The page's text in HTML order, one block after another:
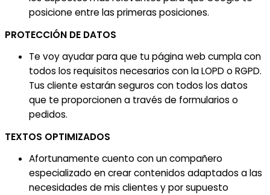
posicione entre las primeras posiciones.
PROTECCIÓN DE DATOS
Te voy ayudar para que tu página web cumpla con
todos los requisitos necesarios con la LOPD o RGPD.
Tus cliente estarán seguros con todos los datos
que te proporcionen a través de formularios o
pedidos.
TEXTOS OPTIMIZADOS
Afortunamente cuento con un compañero
especializado en crear contenidos adaptados a las
necesidades de mis clientes y por supuesto